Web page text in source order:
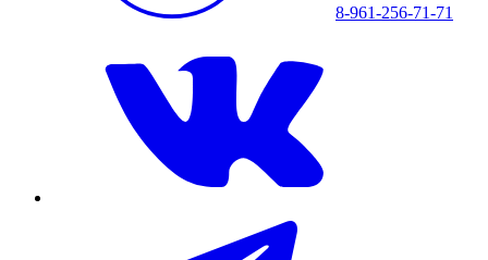
8-961-256-71-71